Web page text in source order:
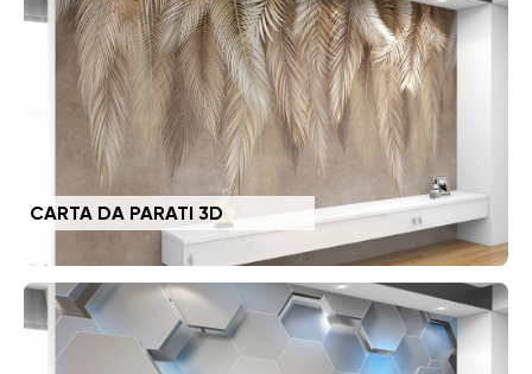
CARTA DA PARATI 3D